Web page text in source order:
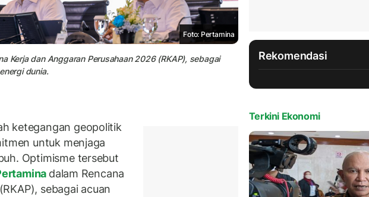
Foto: Pertamina
Kerja dan Anggaran Perusahaan 2026 (RKAP), sebagai
dunia.
ketegangan geopolitik
untuk menjaga
Optimisme tersebut
dalam Rencana
sebagai acuan
Rekomendasi
Terkini Ekonomi